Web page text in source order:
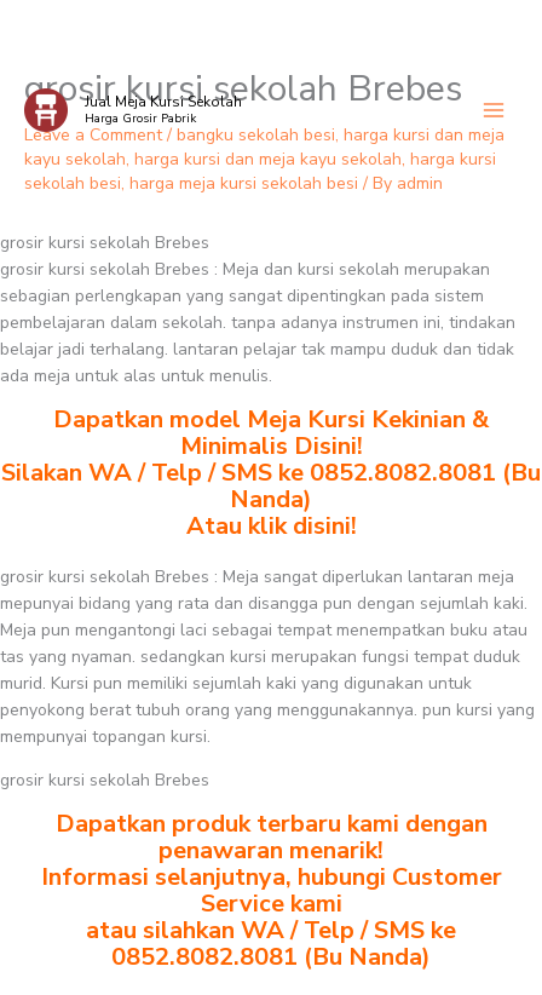
Skip
content
Jual Meja Kursi Sekolah
Harga Grosir Pabrik
grosir kursi sekolah Brebes
Leave a Comment / bangku sekolah besi, harga kursi dan meja
kayu sekolah, harga kursi dan meja kayu sekolah, harga kursi
sekolah besi, harga meja kursi sekolah besi / By admin
grosir kursi sekolah Brebes
grosir kursi sekolah Brebes : Meja dan kursi sekolah merupakan
sebagian perlengkapan yang sangat dipentingkan pada sistem
pembelajaran dalam sekolah. tanpa adanya instrumen ini, tindakan
belajar jadi terhalang. lantaran pelajar tak mampu duduk dan tidak
ada meja untuk alas untuk menulis.
Dapatkan model Meja Kursi Kekinian &
Minimalis Disini!
Silakan WA / Telp / SMS ke 0852.8082.8081 (Bu
Nanda)
Atau klik disini!
grosir kursi sekolah Brebes : Meja sangat diperlukan lantaran meja
mepunyai bidang yang rata dan disangga pun dengan sejumlah kaki.
Meja pun mengantongi laci sebagai tempat menempatkan buku atau
tas yang nyaman. sedangkan kursi merupakan fungsi tempat duduk
murid. Kursi pun memiliki sejumlah kaki yang digunakan untuk
penyokong berat tubuh orang yang menggunakannya. pun kursi yang
mempunyai topangan kursi.
grosir kursi sekolah Brebes
Dapatkan produk terbaru kami dengan
penawaran menarik!
Informasi selanjutnya, hubungi Customer
Service kami
atau silahkan WA / Telp / SMS ke
0852.8082.8081 (Bu Nanda)